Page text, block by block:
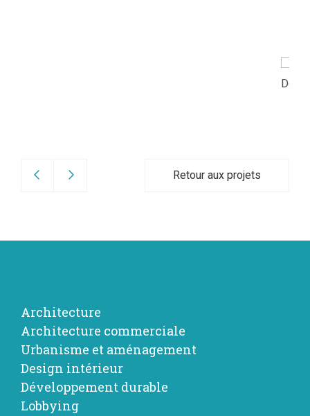
Retour aux projets
Architecture
Architecture commerciale
Urbanisme et aménagement
Design intérieur
Développement durable
Lobbying